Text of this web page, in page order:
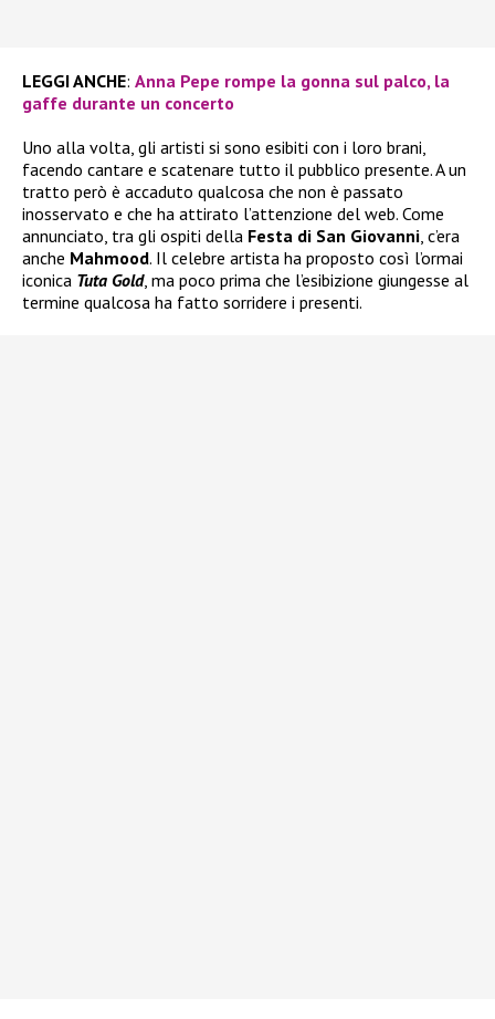
LEGGI ANCHE: Anna Pepe rompe la gonna sul palco, la
gaffe durante un concerto
Uno alla volta, gli artisti si sono esibiti con i loro brani,
facendo cantare e scatenare tutto il pubblico presente. A un
tratto però è accaduto qualcosa che non è passato
inosservato e che ha attirato l’attenzione del web. Come
annunciato, tra gli ospiti della Festa di San Giovanni , c’era
anche Mahmood. Il celebre artista ha proposto così l’ormai
iconica Tuta Gold, ma poco prima che l’esibizione giungesse al
termine qualcosa ha fatto sorridere i presenti.